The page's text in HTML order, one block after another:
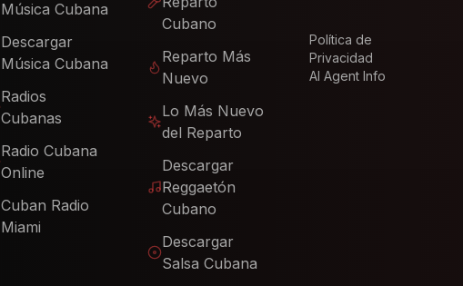
Música Cubana
Descargar
Música Cubana
Radios
Cubanas
Radio Cubana
Online
Cuban Radio
Miami
Cubano
Reparto Más
Nuevo
Lo Más Nuevo
del Reparto
Descargar
Reggaetón
Cubano
Descargar
Salsa Cubana
Política de
Privacidad
AI Agent Info